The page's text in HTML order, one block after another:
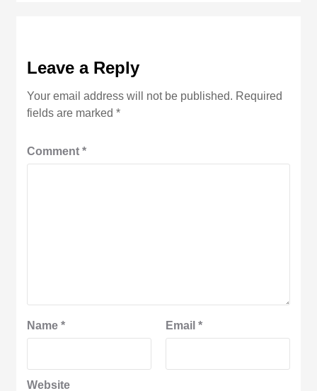
Leave a Reply
Your email address will not be published. Required
fields are marked*
Comment*
Name* Email *
Website